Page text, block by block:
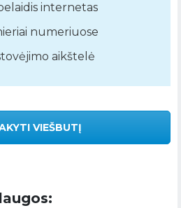
internetas
numeriuose
aikštelė
VIEŠBUTĮ